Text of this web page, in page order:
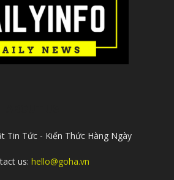
Tin Tức - Kiến Thức Hàng Ngày
us: hello@goha.vn